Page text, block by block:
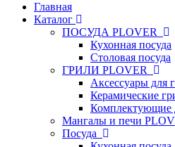
Главная
Каталог
ПОСУДА PLOVER
Кухонная посуда
Столовая посуда
ГРИЛИ PLOVER
Аксессуары для
Керамические
Комплектующие
Мангалы и печи
Посуда